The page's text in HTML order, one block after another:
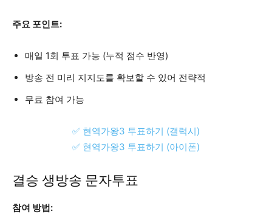
주요 포인트:
매일 1회 투표 가능 (누적 점수 반영)
방송 전 미리 지지도를 확보할 수 있어 전략적
무료 참여 가능
✅ 현역가왕3 투표하기 (갤럭시)
✅ 현역가왕3 투표하기 (아이폰)
결승 생방송 문자투표
참여 방법: